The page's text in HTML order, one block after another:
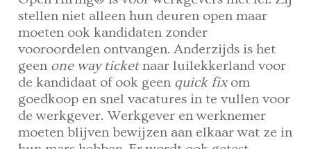
stellen niet alleen hun deuren open maar
moeten ook kandidaten zonder
vooroordelen ontvangen. Anderzijds is het
geen one way ticketnaar luilekkerland voor
de kandidaat of ook geen quick fixom
goedkoop en snel vacatures in te vullen voor
de werkgever. Werkgever en werknemer
moeten blijven bewijzen aan elkaar wat ze in